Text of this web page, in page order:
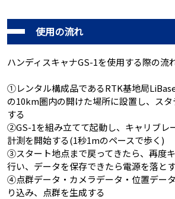
使用の流れ
ハンディスキャナGS-1を使用する際の流
①レンタル構成品であるRTK基地局
の10km圏内の開けた場所に設置し、ス
する
②GS-1を組み立てて起動し、キャリブレ
計測を開始する(1秒1mのペースで歩く)
③スタート地点まで戻ってきたら、再度
行い、データを保存できたら電源を落と
④点群データ・カメラデータ・位置デー
り込み、点群を生成する